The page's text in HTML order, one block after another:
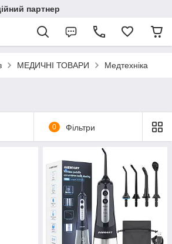
партнер
МЕДИЧНІ ТОВАРИ Медтехніка
0 Фільтри